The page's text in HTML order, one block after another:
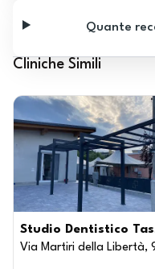
Quante
Cliniche Simili
Studio Dentistico
Via Martiri della Libertà,